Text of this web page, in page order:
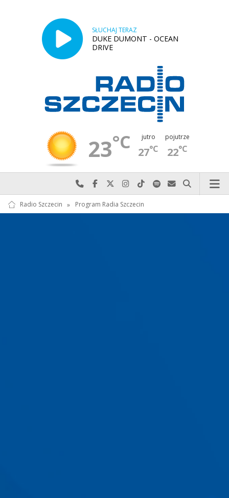
SŁUCHAJ TERAZ
DUKE DUMONT - OCEAN
DRIVE
23°C jutro
27°C
pojutrze
22°C
Najlepiej po prostu do nas zadzwoń
Odwiedź nas na Facebook-u
Odwiedź nas na X
Odwiedź nas na Instagram-ie
Odwiedź nas na TikTok-u
Szukaj nas na Spotify
Wyślij do nas
Szukaj
Radio Szczecin » Program Radia Szczecin